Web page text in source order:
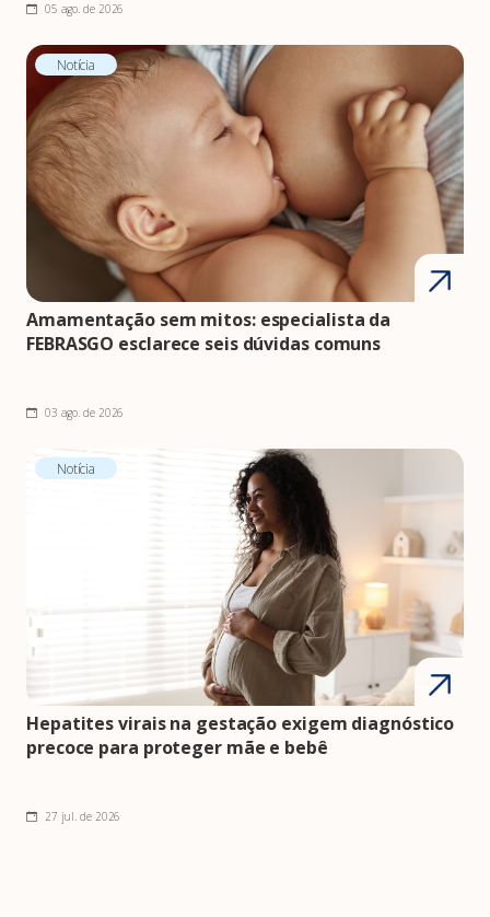
05 ago. de 2026
Notícia
Amamentação sem mitos: especialista da
FEBRASGO esclarece seis dúvidas comuns
03 ago. de 2026
Notícia
Hepatites virais na gestação exigem diagnóstico
precoce para proteger mãe e bebê
27 jul. de 2026